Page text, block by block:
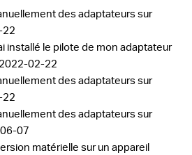
des adaptateurs sur
installé le pilote de mon adaptateur
2022-02-22
des adaptateurs sur
des adaptateurs sur
07
matérielle sur un appareil